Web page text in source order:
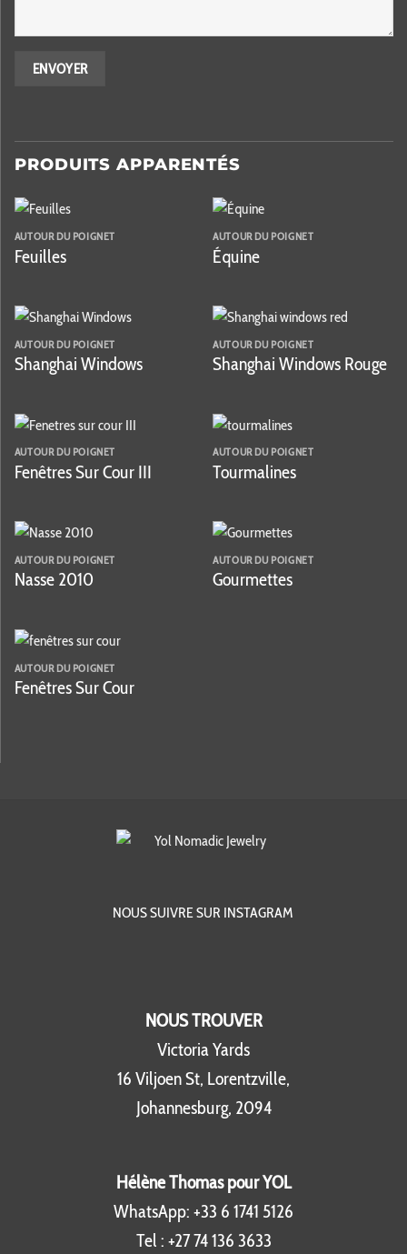
PRODUITS APPARENTÉS
AUTOUR DU POIGNET
Feuilles
AUTOUR DU POIGNET
Équine
AUTOUR DU POIGNET
Shanghai Windows
AUTOUR DU POIGNET
Shanghai Windows Rouge
AUTOUR DU POIGNET
Fenêtres Sur Cour III
AUTOUR DU POIGNET
Tourmalines
AUTOUR DU POIGNET
Nasse 2010
AUTOUR DU POIGNET
Gourmettes
AUTOUR DU POIGNET
Fenêtres Sur Cour
NOUS SUIVRE SUR INSTAGRAM
NOUS TROUVER
Victoria Yards
16 Viljoen St, Lorentzville,
Johannesburg, 2094
Hélène Thomas pour YOL
WhatsApp: +33 6 1741 5126
Tel : +27 74 136 3633